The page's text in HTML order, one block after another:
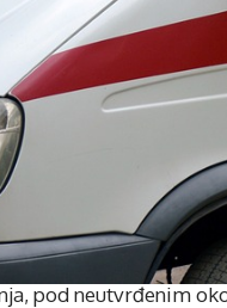
pod neutvrđenim